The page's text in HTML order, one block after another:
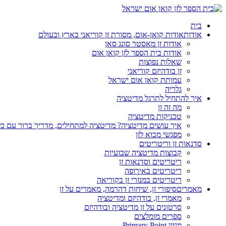
בית
אודותאודות קואן-אום, מסורת זן קוריאני בארץ ובעולם
אודות זן מאסטר סונג סאן
אודות בית הספר לזן קואן אום
שאלות נפוצות
זן בודהיזם קוריאני
עמותת קואן אום ישראל
גלריה
איך להתחיל לתרגל מדיטציה
מה זה זן
טכניקות מדיטציה
איך עושים מדיטציה? מדיטציה למתחילים, מדריך ברור עם
מפגשי מבוא לזן
סדנאות זן וריטריטים
קבוצות מדיטציה שבועיות
ריטריטים וסדנאות זן
ריטריטים באירופה
ריטריטים במנזרי זן בקוריאה
מאמריםסיפורי זן, שיחות דהרמה, מאמרים על זן
מאמרי זן, בודהיזם ומדיטציה
סרטונים על זן מדיטציה ובודהיזם
ספרים מומלצים